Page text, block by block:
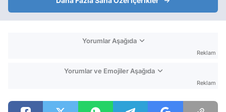
Yorumlar Aşağıda
Reklam
Yorumlar ve Emojiler Aşağıda
Reklam